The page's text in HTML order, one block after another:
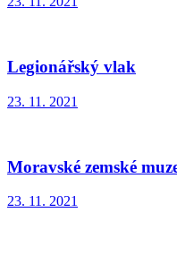
Legionářský vlak
23. 11. 2021
Moravské zemské
23. 11. 2021